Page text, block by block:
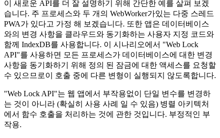
  } else {
    // Use fallback.
  }
이 새로운 API를 더 잘 설명하기 위해 간단한 예를 살펴 보겠
습니다. 주 프로세스와 두 개의 WebWorker가있는 다중 스레드
PWA가 있다고 가정 해 보겠습니다. 또한 앱은 데이터베이스
와의 변경 사항을 클라우드와 동기화하는 사용자 지정 코드와
API"를 사용하면 모든 프로세스가 데이터베이스에 대한 변경
사항을 동기화하기 위해 정의 된 잠금에 대한 액세스를 요청할
수 있으므로이 호출 중에 다른 변형이 실행되지 않도록합니다.